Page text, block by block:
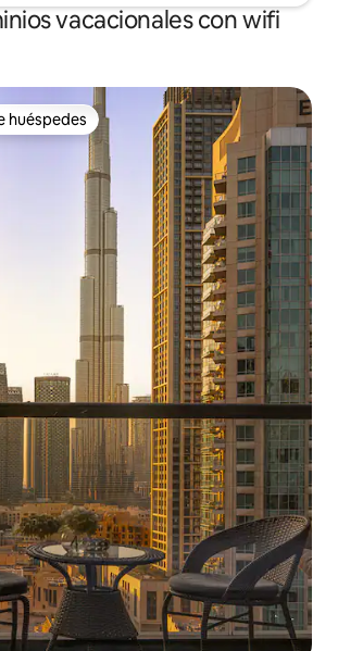
vacacionales con wifi
preferido
huéspedes